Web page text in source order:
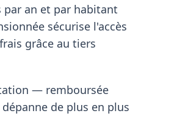
par an et par habitant
sécurise l'accès
grâce au tiers
— remboursée
de plus en plus